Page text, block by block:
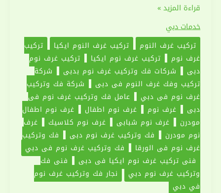
فك
وتركيب
غرف
نوم
في
دبي
|0551030094|
نجار
رخيص
قراءة المزيد »
خدمات دبي
تركيب غرف النوم تركيب غرف النوم ايكيا
تركيب
غرف نوم
تركيب غرف نوم ايكيا
تركيب غرف نوم
دبي
شركات فك وتركيب غرف نوم بدبي
شركة
تركيب وفك غرف النوم في دبي
شركة فك وتركيب
غرف نوم فى دبي
عامل فك وتركيب غرف نوم فى
دبي
غرف نوم غرف نوم اطفال
غرف نوم اطفال
مودرن
غرف نوم شبابي غرف نوم كلاسيك
غرف
نوم مودرن
فك وتركيب غرف نوم دبي
فك وتركيب
غرف نوم في الورقا
فك وتركيب غرف نوم في دبي
فني تركيب غرف نوم ايكيا فى دبي
فني فك
وتركيب غرف نوم دبي
نجار فك وتركيب غرف نوم
في دبي